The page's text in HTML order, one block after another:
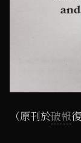
（原刊於破報